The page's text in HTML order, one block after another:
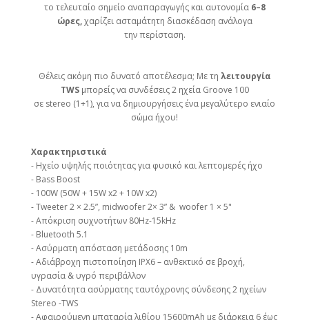
το τελευταίο σημείο αναπαραγωγής και αυτονομία6–8
ώρες,χαρίζει ασταμάτητη διασκέδαση ανάλογα
την περίσταση.
Θέλεις ακόμη πιο δυνατό αποτέλεσμα; Με τη λειτουργία
TWSμπορείς να συνδέσεις 2 ηχεία Groove 100
σε stereo (1+1), για να δημιουργήσεις ένα μεγαλύτερο ενιαίο
σώμα ήχου!
Χαρακτηριστικά
- Ηχείο υψηλής ποιότητας για φυσικό και λεπτομερές ήχο
- Bass Boost
- 100W (50W + 15W x2 + 10W x2)
- Tweeter 2 × 2.5”, midwoofer 2× 3” & woofer 1 × 5"
- Απόκριση συχνοτήτων 80Hz-15kHz
- Bluetooth 5.1
- Ασύρματη απόσταση μετάδοσης 10m
- Αδιάβροχη πιστοποίηση IPX6 – ανθεκτικό σε βροχή,
υγρασία & υγρό περιβάλλον
- Δυνατότητα ασύρματης ταυτόχρονης σύνδεσης 2 ηχείων
Stereo -ΤWS
- Αφαιρούμενη μπαταρία λιθίου 15600mAh με διάρκεια 6 έως